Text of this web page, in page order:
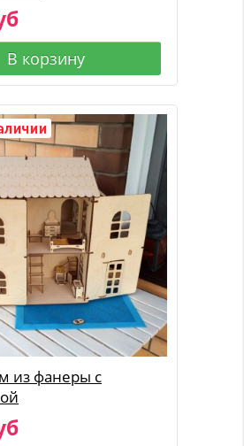
В корзину
из фанеры с